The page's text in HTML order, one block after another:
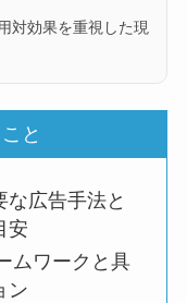
対効果を重視した現
と
広告手法と
安
ムワークと具
ン